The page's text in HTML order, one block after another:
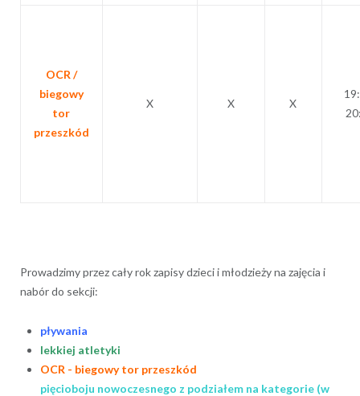
OCR /
biegowy
tor
przeszkód
X X X
Prowadzimy przez cały rok zapisy dzieci i młodzieży na zajęcia i
nabór do sekcji:
pływania
lekkiej atletyki
OCR - biegowy tor przeszkód
pięcioboju nowoczesnego z podziałem na kategorie (w